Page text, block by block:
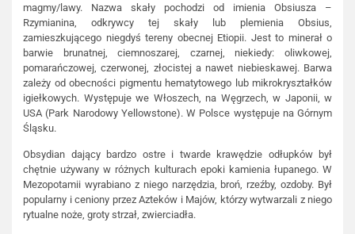
magmy/lawy. Nazwa skały pochodzi od imienia Obsiusza –
Rzymianina, odkrywcy tej skały lub plemienia Obsius,
zamieszkującego niegdyś tereny obecnej Etiopii. Jest to minerał o
barwie brunatnej, ciemnoszarej, czarnej, niekiedy: oliwkowej,
pomarańczowej, czerwonej, złocistej a nawet niebieskawej. Barwa
zależy od obecności pigmentu hematytowego lub mikrokryształków
igiełkowych. Występuje we Włoszech, na Węgrzech, w Japonii, w
USA (Park Narodowy Yellowstone). W Polsce występuje na Górnym
Śląsku.
Obsydian dający bardzo ostre i twarde krawędzie odłupków był
chętnie używany w różnych kulturach epoki kamienia łupanego. W
Mezopotamii wyrabiano z niego narzędzia, broń, rzeźby, ozdoby. Był
popularny i ceniony przez Azteków i Majów, którzy wytwarzali z niego
rytualne noże, groty strzał, zwierciadła.